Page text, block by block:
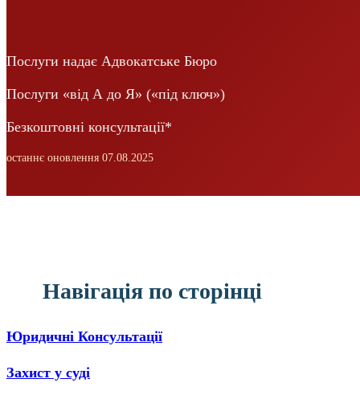
Послуги надає Адвокатське Бюро
Послуги «від А до Я» («під ключ»)
Безкоштовні консультації*
останнє оновлення 07.08.2025
Навігація по сторінці
Юридичні Консультації
Захист у суді